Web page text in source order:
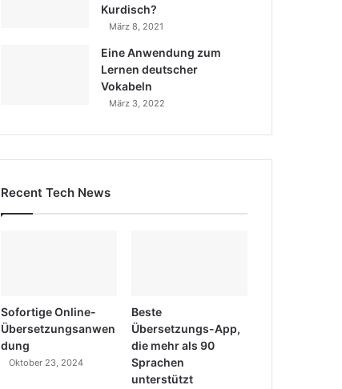
Kurdisch?
März 8, 2021
Eine Anwendung zum
Lernen deutscher
Vokabeln
März 3, 2022
Recent Tech News
Sofortige Online-
Übersetzungsanwen
dung
Oktober 23, 2024
Beste
Übersetzungs-App,
die mehr als 90
Sprachen
unterstützt